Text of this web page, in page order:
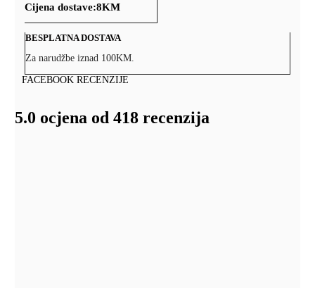
Cijena dostave:8KM
BESPLATNA DOSTAVA
Za narudžbe iznad 100KM.
FACEBOOK RECENZIJE
5.0 ocjena od 418 recenzija